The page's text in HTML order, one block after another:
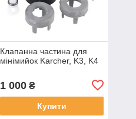
Клапанна частина для
мінімийок Karcher, K3, K4
1 000₴
Купити